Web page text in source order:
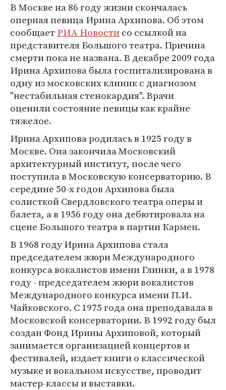
В Москве на 86 году жизни скончалась
оперная певица Ирина Архипова. Об этом
сообщаетРИА Новостисо ссылкой на
представителя Большого театра. Причина
смерти пока не названа. В декабре 2009 года
Ирина Архипова была госпитализирована в
одну из московских клиник с диагнозом
"нестабильная стенокардия". Врачи
оценили состояние певицы как крайне
тяжелое.
Ирина Архипова родилась в 1925 году в
Москве. Она закончила Московский
архитектурный институт, после чего
поступила в Московскую консерваторию. В
середине 50-х годов Архипова была
солисткой Свердловского театра оперы и
балета, а в 1956 году она дебютировала на
сцене Большого театра в партии Кармен.
В 1968 году Ирина Архипова стала
председателем жюри Международного
конкурса вокалистов имени Глинки, а в 1978
году - председателем жюри вокалистов
Международного конкурса имени П.И.
Чайковского. С 1975 года она преподавала в
Московской консерватории. В 1992 году был
создан Фонд Ирины Архиповой, который
занимается организацией концертов и
фестивалей, издает книги о классической
музыке и вокальном искусстве, проводит
мастер-классы и выставки.